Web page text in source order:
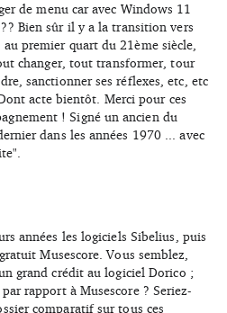
de menu car avec Windows 11
Bien sûr il y a la transition vers
premier quart du 21ème siècle,
changer, tout transformer, tour
sanctionner ses réflexes, etc, etc
acte bientôt. Merci pour ces
! Signé un ancien du
dans les années 1970 ... avec
années les logiciels Sibelius, puis
Musescore. Vous semblez,
grand crédit au logiciel Dorico ;
rapport à Musescore ? Seriez-
comparatif sur tous ces